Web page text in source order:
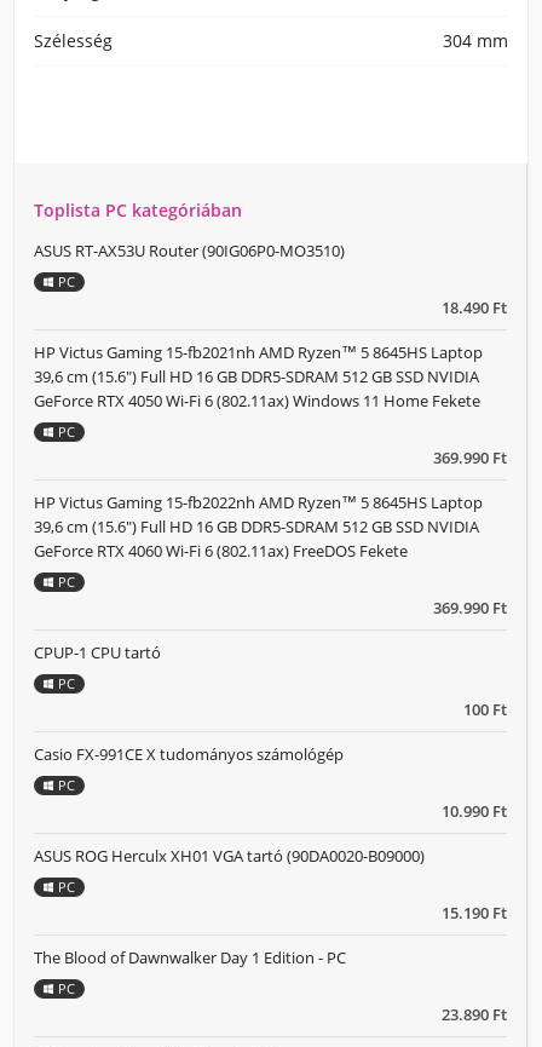
Szélesség 304 mm
Toplista PC kategóriában
18.490 Ft
ASUS RT-AX53U Router (90IG06P0-MO3510)
PC
369.990 Ft
HP Victus Gaming 15-fb2021nh AMD Ryzen™ 5 8645HS Laptop
39,6 cm (15.6") Full HD 16 GB DDR5-SDRAM 512 GB SSD NVIDIA
GeForce RTX 4050 Wi-Fi 6 (802.11ax) Windows 11 Home Fekete
PC
369.990 Ft
HP Victus Gaming 15-fb2022nh AMD Ryzen™ 5 8645HS Laptop
39,6 cm (15.6") Full HD 16 GB DDR5-SDRAM 512 GB SSD NVIDIA
GeForce RTX 4060 Wi-Fi 6 (802.11ax) FreeDOS Fekete
PC
100 Ft
CPUP-1 CPU tartó
PC
10.990 Ft
Casio FX-991CE X tudományos számológép
PC
15.190 Ft
ASUS ROG Herculx XH01 VGA tartó (90DA0020-B09000)
PC
23.890 Ft
The Blood of Dawnwalker Day 1 Edition - PC
PC